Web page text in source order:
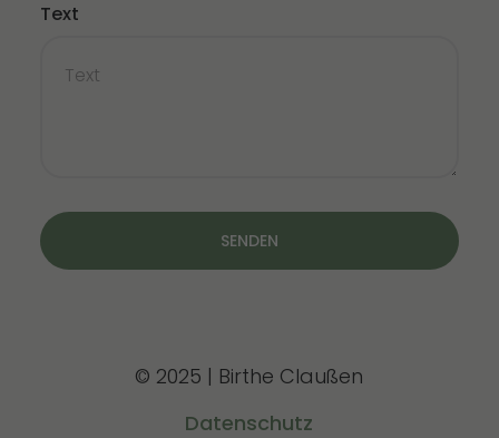
Text
SENDEN
© 2025 | Birthe Claußen
Datenschutz